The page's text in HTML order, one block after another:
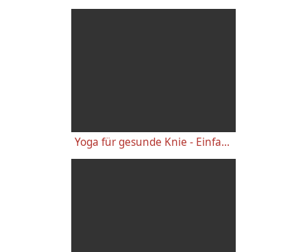
Yoga für gesunde Knie - Einfache wirkungsvolle Gelenkübungen